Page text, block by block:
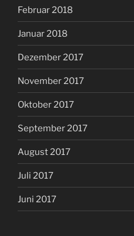
Februar 2018
Januar 2018
Dezember 2017
November 2017
Oktober 2017
September 2017
August 2017
Juli 2017
Juni 2017